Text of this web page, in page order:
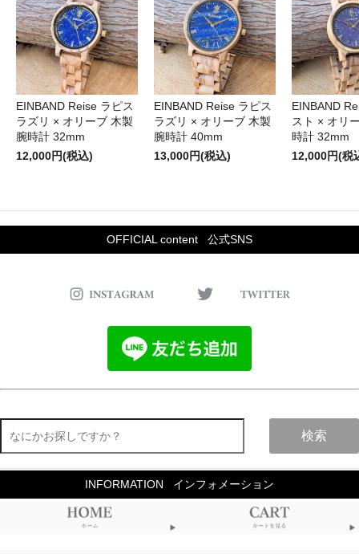
EINBAND Reise ラピス
ラズリ × オリーブ 木製
腕時計 32mm
12,000円(税込)
EINBAND Reise ラピス
ラズリ × オリーブ 木製
腕時計 40mm
13,000円(税込)
EINBAND
スト × オリ
時計 32mm
12,000円(税
OFFICIAL content 公式SNS
検索
INFORMATION インフォメーション